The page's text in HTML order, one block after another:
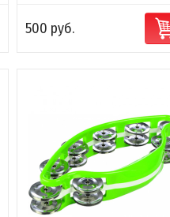
500 руб.